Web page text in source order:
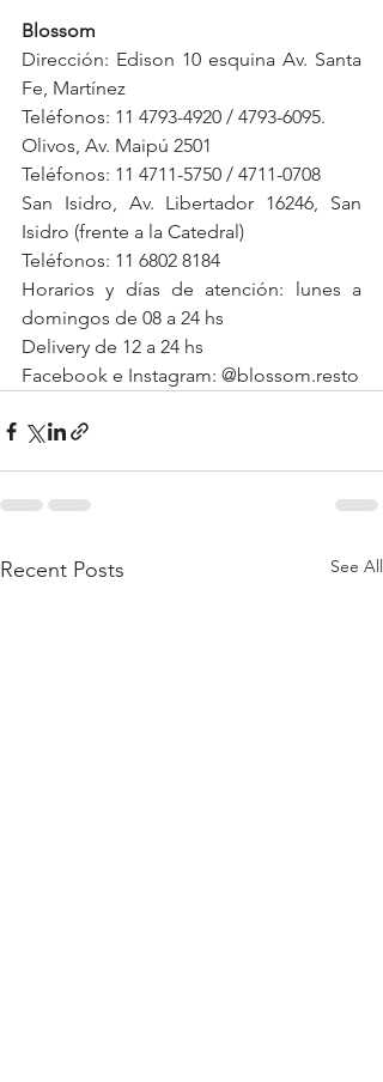
Blossom
Dirección: Edison 10 esquina Av. Santa
Fe, Martínez
Teléfonos: 11 4793-4920 / 4793-6095.
Olivos, Av. Maipú 2501
Teléfonos: 11 4711-5750 / 4711-0708
San Isidro, Av. Libertador 16246, San
Isidro (frente a la Catedral)
Teléfonos: 11 6802 8184
Horarios y días de atención: lunes a
domingos de 08 a 24 hs
Delivery de 12 a 24 hs
Facebook e Instagram: @blossom.resto
Recent Posts See All